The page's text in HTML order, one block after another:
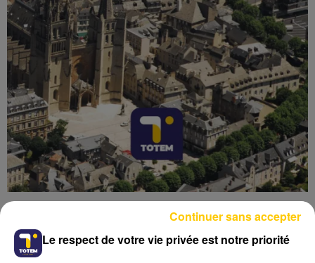
Le respect de votre vie privée est notre priorité
Continuer sans accepter